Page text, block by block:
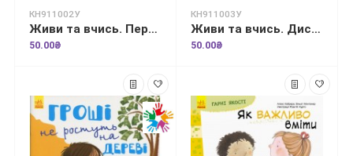
КН911002У
Живи та вчись. Перемога —це не головне
50.00₴
КН911003У
Живи та вчись. Дислексія — це не вирок
50.00₴